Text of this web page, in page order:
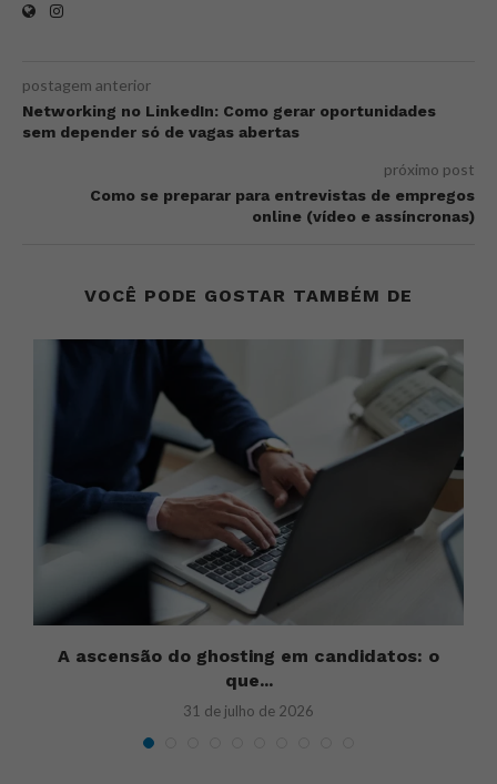
postagem anterior
Networking no LinkedIn: Como gerar oportunidades
sem depender só de vagas abertas
próximo post
Como se preparar para entrevistas de empregos
online (vídeo e assíncronas)
VOCÊ PODE GOSTAR TAMBÉM DE
A ascensão do ghosting em candidatos: o
que...
31 de julho de 2026